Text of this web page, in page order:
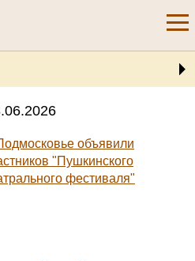
объявили
"Пушкинского
фестиваля"